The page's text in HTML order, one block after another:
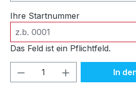
Ihre Startnummer
Das Feld ist ein Pflichtfeld.
Produkt Anzahl: Gib
In